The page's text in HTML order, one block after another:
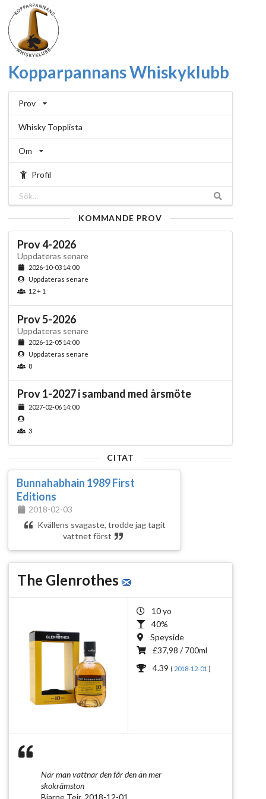
Kopparpannans Whiskyklubb
Prov
Whisky Topplista
Om
Profil
KOMMANDE PROV
Prov 4-2026
Uppdateras senare
2026-10-03 14:00
Uppdateras senare
12 + 1
Prov 5-2026
Uppdateras senare
2026-12-05 14:00
Uppdateras senare
8
Prov 1-2027 i samband med årsmöte
2027-02-06 14:00
3
CITAT
Bunnahabhain 1989 First
Editions
2018-02-03
Kvällens svagaste, trodde jag tagit
vattnet först
The Glenrothes
10 yo
40%
Speyside
£37,98 / 700ml
4.39 ( 2018-12-01 )
När man vattnar den får den än mer
skokrämston